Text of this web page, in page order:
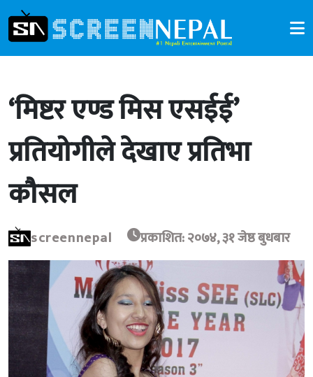
‘मिष्टर एण्ड मिस एसईई’
प्रतियोगीले देखाए प्रतिभा
कौसल
screennepal प्रकाशित: २०७४, ३१ जेष्ठ बुधबार